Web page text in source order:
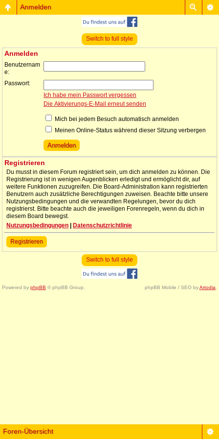
Anmelden
Switch to full style
Anmelden
Benutzernam
e:
Passwort:
Ich habe mein Passwort vergessen
Die Aktivierungs-E-Mail erneut senden
Mich bei jedem Besuch automatisch anmelden
Meinen Online-Status während dieser Sitzung verbergen
Registrieren
Du musst in diesem Forum registriert sein, um dich anmelden zu können. Die
Registrierung ist in wenigen Augenblicken erledigt und ermöglicht dir, auf
weitere Funktionen zuzugreifen. Die Board-Administration kann registrierten
Benutzern auch zusätzliche Berechtigungen zuweisen. Beachte bitte unsere
Nutzungsbedingungen und die verwandten Regelungen, bevor du dich
registrierst. Bitte beachte auch die jeweiligen Forenregeln, wenn du dich in
diesem Board bewegst.
Nutzungsbedingungen
Datenschutzrichtlinie
Registrieren
Switch to full style
Powered by phpBB © phpBB Group. phpBB Mobile / SEO byArtodia
Foren-Übersicht